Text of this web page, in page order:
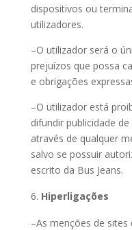
dispositivos ou
utilizadores.
–O utilizador será o
prejuízos que possa
e obrigações
–O utilizador está
difundir publicidade
através de qualquer
salvo se possuir
escrito da Bus Jeans.
Hiperligações
–As menções de